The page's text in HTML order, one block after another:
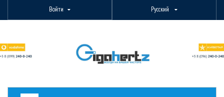
Войти Русский